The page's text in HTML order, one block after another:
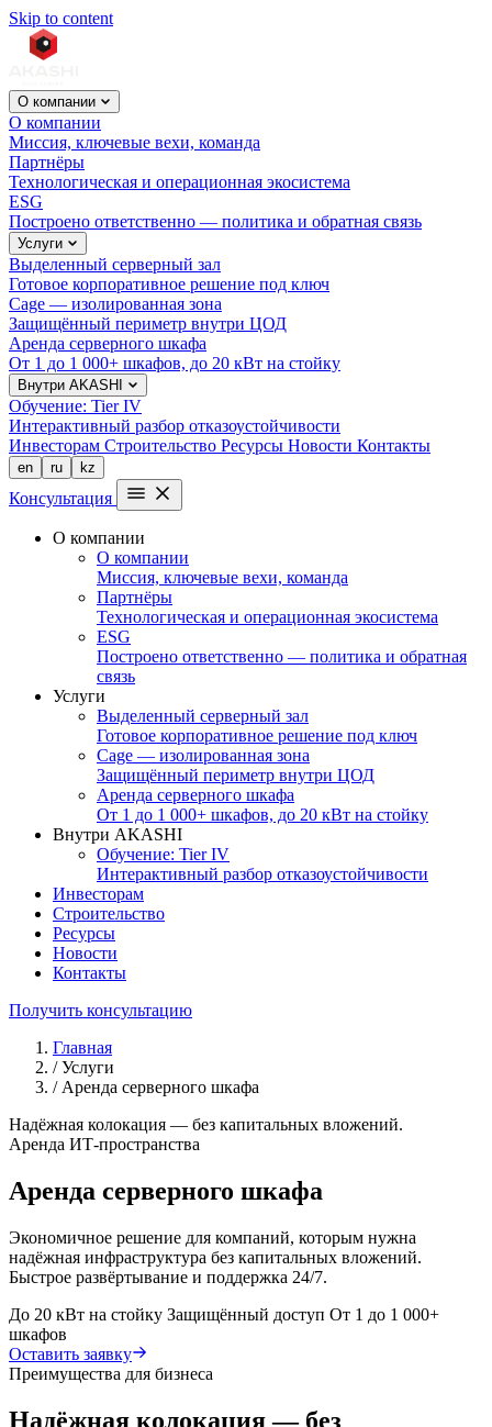
Skip to content
О компании
О компании
Миссия, ключевые вехи, команда
Партнёры
Технологическая и операционная экосистема
ESG
Построено ответственно — политика и обратная связь
Услуги
Выделенный серверный зал
Готовое корпоративное решение под ключ
Cage — изолированная зона
Защищённый периметр внутри ЦОД
Аренда серверного шкафа
От 1 до 1 000+ шкафов, до 20 кВт на стойку
Внутри AKASHI
Обучение: Tier IV
Интерактивный разбор отказоустойчивости
Инвесторам Строительство Ресурсы Новости Контакты
en ru kz
Консультация
О компании
О компании
Миссия, ключевые вехи, команда
Партнёры
Технологическая и операционная экосистема
ESG
Построено ответственно — политика и обратная
связь
Услуги
Выделенный серверный зал
Готовое корпоративное решение под ключ
Cage — изолированная зона
Защищённый периметр внутри ЦОД
Аренда серверного шкафа
От 1 до 1 000+ шкафов, до 20 кВт на стойку
Внутри AKASHI
Обучение: Tier IV
Интерактивный разбор отказоустойчивости
Инвесторам
Строительство
Ресурсы
Новости
Контакты
Получить консультацию
Главная
/ Услуги
/ Аренда серверного шкафа
Надёжная колокация — без капитальных вложений.
Аренда ИТ-пространства
Аренда серверного шкафа
Экономичное решение для компаний, которым нужна
надёжная инфраструктура без капитальных вложений.
Быстрое развёртывание и поддержка 24/7.
До 20 кВт на стойку Защищённый доступ От 1 до 1 000+
шкафов
Оставить заявку
Преимущества для бизнеса
Надёжная колокация — без